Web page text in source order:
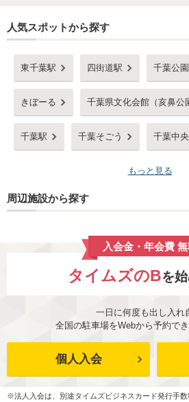
人気スポットから探す
東千葉駅 四街道駅 千葉公園
きぼーる 千葉県文化会館（亥鼻公
千葉駅 千葉そごう 千葉中
もっと見る
周辺施設から探す
入会金・年会費
タイムズのBを
一日に何度も出し入れ
全国の駐車場をWebから予約で
個人入会
※法人入会は、別途タイムズビジネスカード発行手数